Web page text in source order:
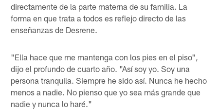
directamente de la parte materna de su familia. La
forma en que trata a todos es reflejo directo de las
enseñanzas de Desrene.
"Ella hace que me mantenga con los pies en el piso",
dijo el profundo de cuarto año. "Así soy yo. Soy una
persona tranquila. Siempre he sido así. Nunca he hecho
menos a nadie. No pienso que yo sea más grande que
nadie y nunca lo haré."